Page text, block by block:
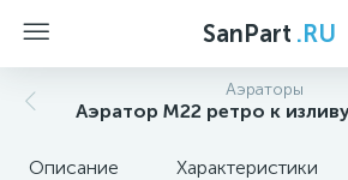
SanPart .RU
Аэраторы
Аэратор M22 ретро к
Описание Характеристики